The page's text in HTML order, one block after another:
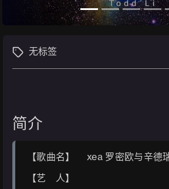
无标签
简介
【歌曲名】 xea 罗密欧与辛德
【艺 人】